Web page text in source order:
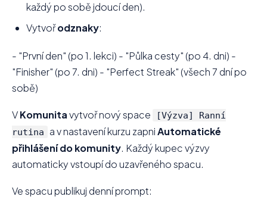
každý po sobě jdoucí den).
Vytvořodznaky:
- "První den" (po 1. lekci) - "Půlka cesty" (po 4. dni) -
"Finisher" (po 7. dni) - "Perfect Streak" (všech 7 dní po
sobě)
VKomunitavytvoř nový space
[Výzva] Ranní
rutina
a v nastavení kurzu zapniAutomatické
přihlášení do komunity. Každý kupec výzvy
automaticky vstoupí do uzavřeného spacu.
Ve spacu publikuj denní prompt: